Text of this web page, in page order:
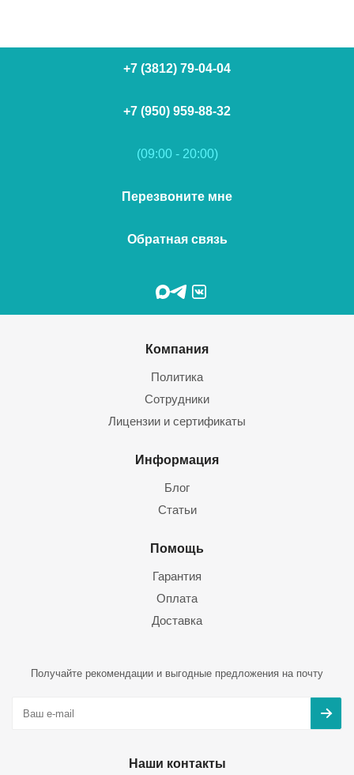
+7 (3812) 79-04-04
+7 (950) 959-88-32
(09:00 - 20:00)
Перезвоните мне
Обратная связь
Компания
Политика
Сотрудники
Лицензии и сертификаты
Информация
Блог
Статьи
Помощь
Гарантия
Оплата
Доставка
Получайте рекомендации и выгодные предложения на почту
Наши контакты